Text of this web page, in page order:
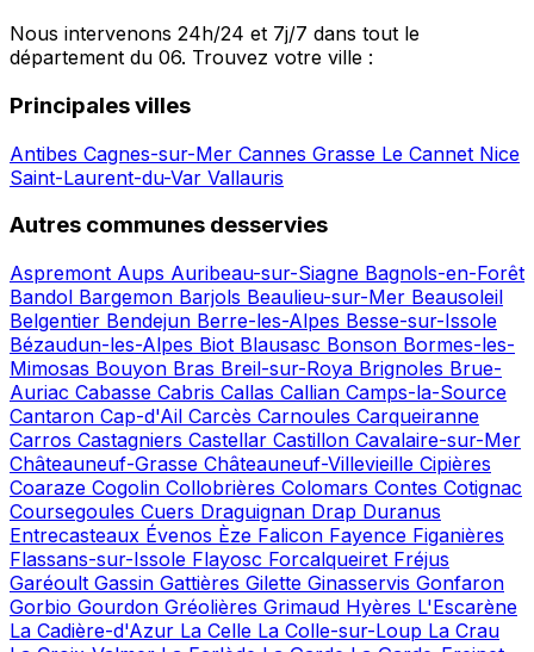
Nous intervenons 24h/24 et 7j/7 dans tout le
département du 06. Trouvez votre ville :
Principales villes
Antibes Cagnes-sur-Mer Cannes Grasse Le Cannet Nice
Saint-Laurent-du-Var Vallauris
Autres communes desservies
Aspremont Aups Auribeau-sur-Siagne Bagnols-en-Forêt
Bandol Bargemon Barjols Beaulieu-sur-Mer Beausoleil
Belgentier Bendejun Berre-les-Alpes Besse-sur-Issole
Bézaudun-les-Alpes Biot Blausasc Bonson Bormes-les-
Mimosas Bouyon Bras Breil-sur-Roya Brignoles Brue-
Auriac Cabasse Cabris Callas Callian Camps-la-Source
Cantaron Cap-d'Ail Carcès Carnoules Carqueiranne
Carros Castagniers Castellar Castillon Cavalaire-sur-Mer
Châteauneuf-Grasse Châteauneuf-Villevieille Cipières
Coaraze Cogolin Collobrières Colomars Contes Cotignac
Coursegoules Cuers Draguignan Drap Duranus
Entrecasteaux Évenos Èze Falicon Fayence Figanières
Flassans-sur-Issole Flayosc Forcalqueiret Fréjus
Garéoult Gassin Gattières Gilette Ginasservis Gonfaron
Gorbio Gourdon Gréolières Grimaud Hyères L'Escarène
La Cadière-d'Azur La Celle La Colle-sur-Loup La Crau